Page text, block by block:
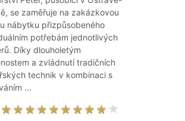
se zaměřuje na zakázkovou
nábytku přizpůsobeného
potřebám jednotlivých
Díky dlouholetým
a zvládnutí tradičních
technik v kombinaci s
...